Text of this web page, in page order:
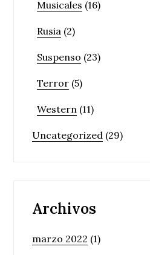
Musicales (16)
Rusia (2)
Suspenso (23)
Terror (5)
Western (11)
Uncategorized (29)
Archivos
marzo 2022 (1)